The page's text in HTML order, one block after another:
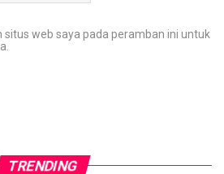
situs web saya pada peramban ini untuk
TRENDING